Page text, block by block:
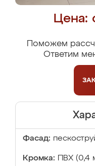
Цена:
Поможем
Ответим
Фасад:
Кромка: ПВХ (0,4